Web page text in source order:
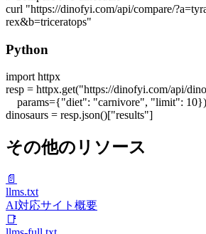
curl "https://dinofyi.com/api/compare/
rex&b=triceratops"
Python
import httpx
resp = httpx.get("https://dinofyi.com/api/
params={"diet": "carnivore", "limit": 10})
dinosaurs = resp.json()["results"]
その他のリソース
📄
llms.txt
AI対応サイト概要
📑